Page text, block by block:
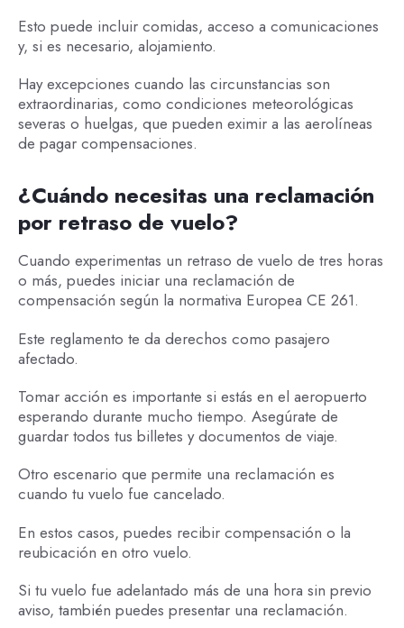
Esto puede incluir comidas, acceso a comunicaciones
y, si es necesario, alojamiento.
Hay excepciones cuando las circunstancias son
extraordinarias, como condiciones meteorológicas
severas o huelgas, que pueden eximir a las aerolíneas
de pagar compensaciones.
¿Cuándo necesitas una reclamación
por retraso de vuelo?
Cuando experimentas un retraso de vuelo de tres horas
o más, puedes iniciar una reclamación de
compensación según la normativa Europea CE 261.
Este reglamento te da derechos como pasajero
afectado.
Tomar acción es importante si estás en el aeropuerto
esperando durante mucho tiempo. Asegúrate de
guardar todos tus billetes y documentos de viaje.
Otro escenario que permite una reclamación es
cuando tu vuelo fue cancelado.
En estos casos, puedes recibir compensación o la
reubicación en otro vuelo.
Si tu vuelo fue adelantado más de una hora sin previo
aviso, también puedes presentar una reclamación.